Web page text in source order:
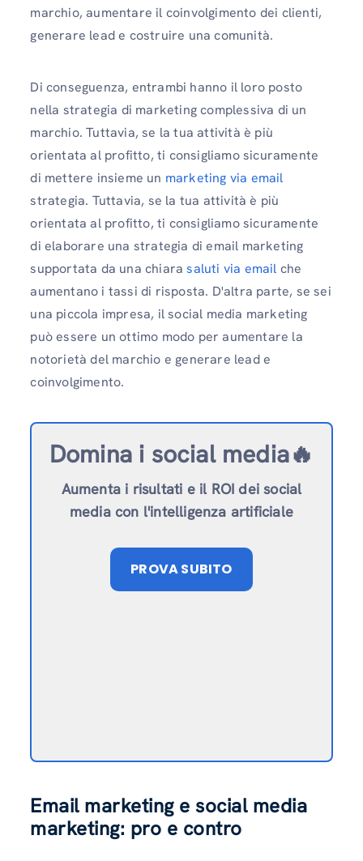
marchio, aumentare il coinvolgimento dei clienti,
generare lead e costruire una comunità.
Di conseguenza, entrambi hanno il loro posto
nella strategia di marketing complessiva di un
marchio. Tuttavia, se la tua attività è più
orientata al profitto, ti consigliamo sicuramente
di mettere insieme un marketing via email
strategia. Tuttavia, se la tua attività è più
orientata al profitto, ti consigliamo sicuramente
di elaborare una strategia di email marketing
supportata da una chiarasaluti via email che
aumentano i tassi di risposta. D'altra parte, se sei
una piccola impresa, il social media marketing
può essere un ottimo modo per aumentare la
notorietà del marchio e generare lead e
coinvolgimento.
Domina i social media🔥
Aumenta i risultati e il ROI dei social
media con l'intelligenza artificiale
PROVA SUBITO
Email marketing e social media
marketing: pro e contro